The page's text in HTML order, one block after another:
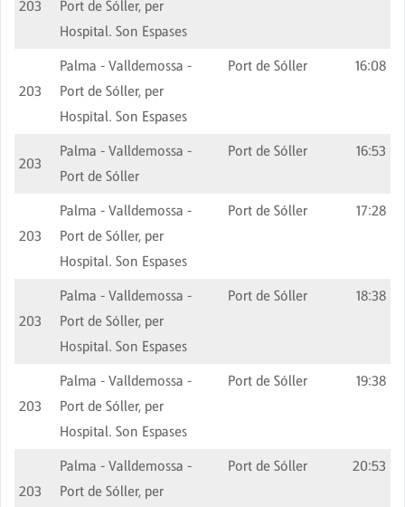
203
Port de Sóller, per
Hospital. Son Espases
203
Palma - Valldemossa -
Port de Sóller, per
Hospital. Son Espases
Port de Sóller 16:08
203
Palma - Valldemossa -
Port de Sóller
Port de Sóller 16:53
203
Palma - Valldemossa -
Port de Sóller, per
Hospital. Son Espases
Port de Sóller 17:28
203
Palma - Valldemossa -
Port de Sóller, per
Hospital. Son Espases
Port de Sóller 18:38
203
Palma - Valldemossa -
Port de Sóller, per
Hospital. Son Espases
Port de Sóller 19:38
203
Palma - Valldemossa -
Port de Sóller, per
Port de Sóller 20:53